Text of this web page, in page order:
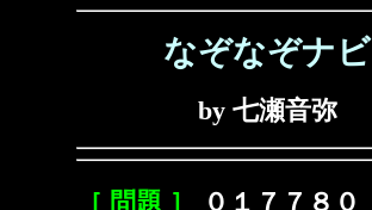
なぞなぞナビ
by 七瀬音弥
［ 問題 ］ ０１７７８０